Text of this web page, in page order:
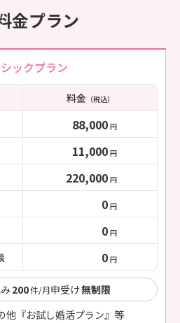
金プラン
ックプラン
料金（税込）
88,000 円
11,000 円
220,000 円
0 円
0 円
0 円
200件/月申受け無制限
他『お試し婚活プラン』等